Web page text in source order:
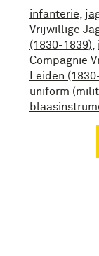
infanterie
Vrijwillige
(1830-1839)
Compagnie
Leiden
uniform